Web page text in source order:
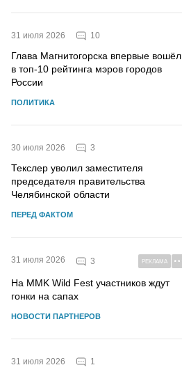
31 июля 2026 10
Глава Магнитогорска впервые вошёл
в топ-10 рейтинга мэров городов
России
ПОЛИТИКА
30 июля 2026 3
Текслер уволил заместителя
председателя правительства
Челябинской области
ПЕРЕД ФАКТОМ
31 июля 2026 3 РЕКЛАМА
На MMK Wild Fest участников ждут
гонки на сапах
НОВОСТИ ПАРТНЕРОВ
31 июля 2026 1